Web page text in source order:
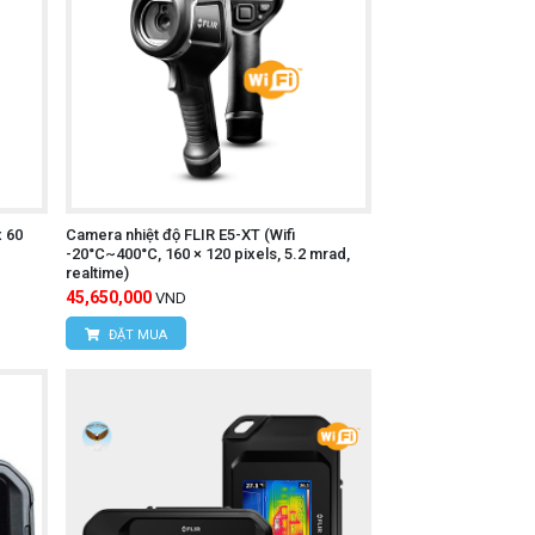
hợp.
nhớ (nếu có).
liên hệ trực tiếp với chúng tôi:
60
Camera nhiệt độ FLIR E5-XT (Wifi
-20°C~400°C, 160 × 120 pixels, 5.2 mrad,
realtime)
45,650,000 VND
ĐẶT MUA